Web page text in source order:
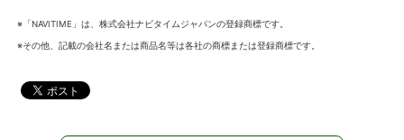
※「NAVITIME」は、株式会社ナビタイムジャパンの登録商標です。
※その他、記載の会社名または商品名等は各社の商標または登録商標です。